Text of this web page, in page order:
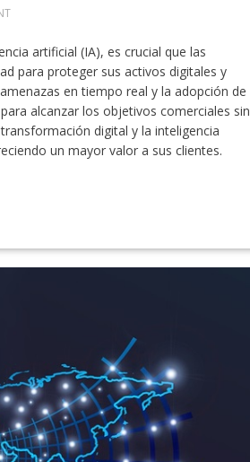
artificial (IA), es crucial que las
para proteger sus activos digitales y
en tiempo real y la adopción de
alcanzar los objetivos comerciales sin
digital y la inteligencia
un mayor valor a sus clientes.